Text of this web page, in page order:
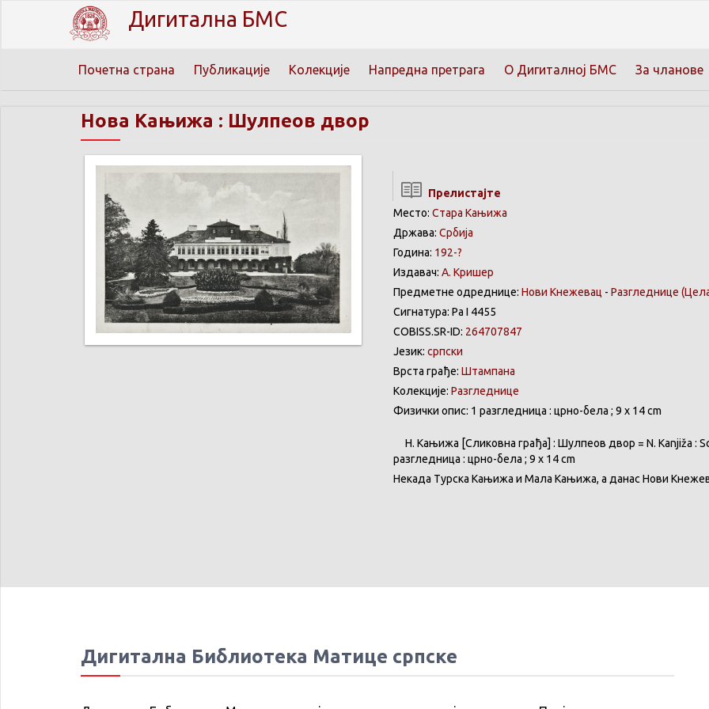
Дигитална БМС
Почетна страна Публикације Колекције Напредна претрага О Дигиталној БМС За чланове
Нова Кањижа : Шулпеов двор
Прелистајте
Место: Стара Кањижа
Држава: Србија
Година: 192-?
Издавач: А. Кришер
Предметне одреднице: Нови Кнежевац - Разгледнице
Сигнатура: Ра I 4455
COBISS.SR-ID: 264707847
Језик: српски
Врста грађе: Штампана
Колекције: Разгледнице
Физички опис: 1 разгледница : црно-бела ; 9 x 14 cm
Н. Кањижа [Сликовна грађа] : Шулпеов двор = N. Kanjiža :
разгледница : црно-бела ; 9 x 14 cm
Некада Турска Кањижа и Мала Кањижа, а данас Нови
Дигитална Библиотека Матице српске